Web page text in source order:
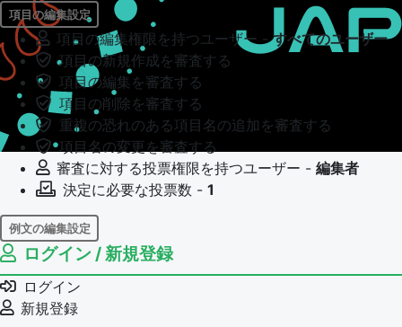
項目の編集設定
項目の編集権限を持つユーザー -すべてのユーザー
項目の新規作成を審査する
項目の編集を審査する
項目の削除を審査する
重複の恐れのある項目名の追加を審査する
項目名の変更を審査する
審査に対する投票権限を持つユーザー - 編集者
決定に必要な投票数 - 1
例文の編集設定
例文の編集権限を持つユーザー -
例文の編集を審査する
例文の削除を審査する
審査に対する投票権限を持つユーザー -
ログイン / 新規登録
ログイン
新規登録